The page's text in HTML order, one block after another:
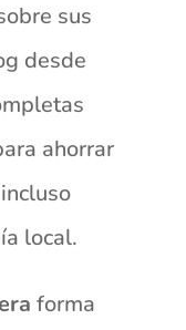
sus
desde
ahorrar
local.
forma